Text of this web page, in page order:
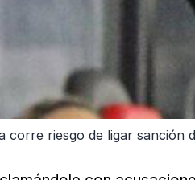
riesgo de ligar sanción